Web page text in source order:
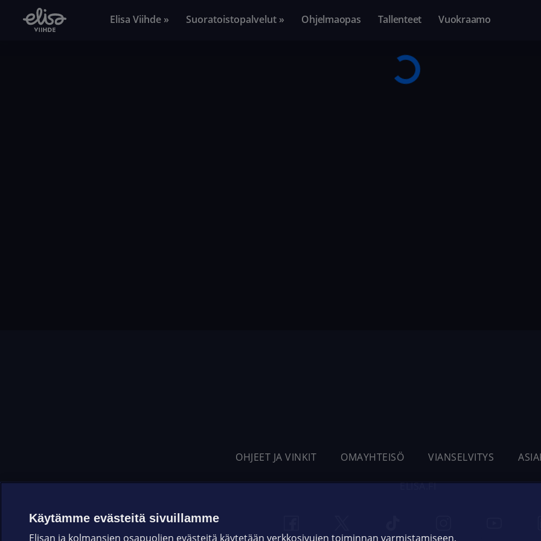
Elisa Viihde » Suoratoistopalvelut » Ohjelmaopas Tallenteet Vuokraamo
OHJEET JA VINKIT OMAYHTEISÖ VIANSELVITYS
ELISA.FI
Käytämme evästeitä sivuillamme
Elisan ja kolmansien osapuolien evästeitä käytetään verkkosivujen toiminnan varmistamiseen,